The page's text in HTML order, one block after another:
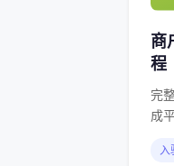
商
程
完
成
入